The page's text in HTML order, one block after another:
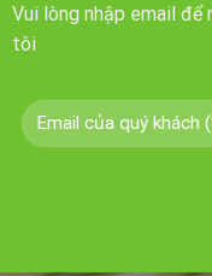
Vui lòng nhập email
tôi